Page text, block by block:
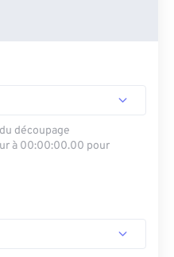
découpage
à 00:00:00.00 pour